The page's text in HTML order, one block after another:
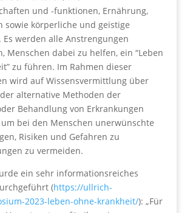
und -funktionen, Ernährung,
sowie körperliche und geistige
Es werden alle Anstrengungen
Menschen dabei zu helfen, ein “Leben
zu führen. Im Rahmen dieser
wird auf Wissensvermittlung über
alternative Methoden der
Behandlung von Erkrankungen
bei den Menschen unerwünschte
Risiken und Gefahren zu
zu vermeiden.
ein sehr informationsreiches
(https://ullrich-
2023-leben-ohne-krankheit/): „Für